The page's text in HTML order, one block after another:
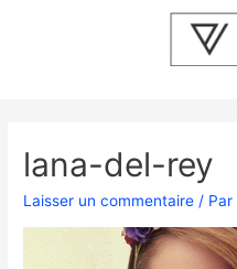
lana-del-rey
Laisser un commentaire / Par